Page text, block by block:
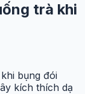
trà khi
bụng đói
kích thích dạ